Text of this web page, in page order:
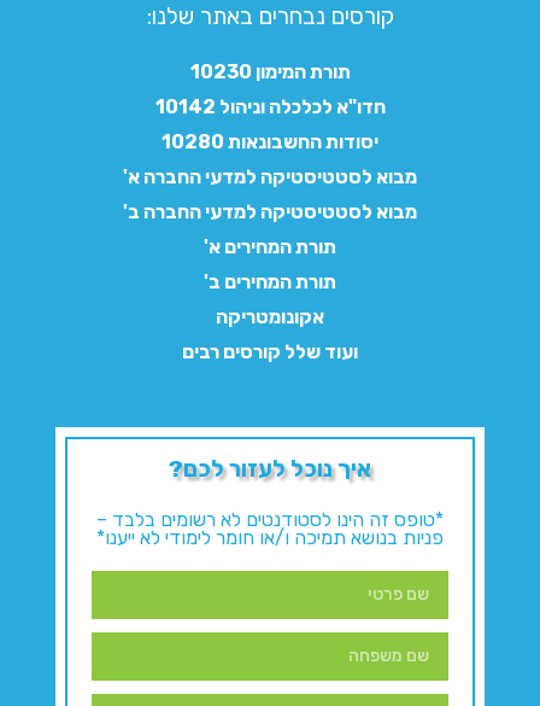
קורסים נבחרים באתר שלנו:​
תורת המימון 10230
חדו"א לכלכלה וניהול 10142
יסודות החשבונאות 10280
מבוא לסטטיסטיקה למדעי החברה א'
מבוא לסטטיסטיקה למדעי החברה ב'
תורת המחירים א'
תורת המחירים ב'
אקונומטריקה
ועוד שלל קורסים רבים
איך נוכל לעזור לכם?
*טופס זה הינו לסטודנטים לא רשומים בלבד –
פניות בנושא תמיכה ו/או חומר לימודי לא ייענו*